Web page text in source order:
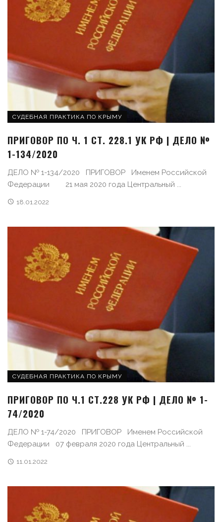
СУДЕБНАЯ ПРАКТИКА ПО КРЫМУ
ПРИГОВОР ПО Ч. 1 СТ. 228.1 УК РФ | ДЕЛО №
1-134/2020
ДЕЛО № 1-134/2020 ПРИГОВОР Именем Российской
Федерации 21 мая 2020 года Центральный ...
18.01.2022
СУДЕБНАЯ ПРАКТИКА ПО КРЫМУ
ПРИГОВОР ПО Ч.1 СТ.228 УК РФ | ДЕЛО № 1-
74/2020
ДЕЛО № 1-74/2020 ПРИГОВОР Именем Российской
Федерации 07 февраля 2020 года Центральный ...
11.01.2022